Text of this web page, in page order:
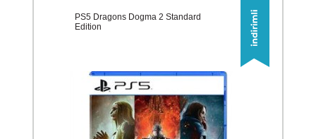
PS5 Dragons Dogma 2 Standard
Edition